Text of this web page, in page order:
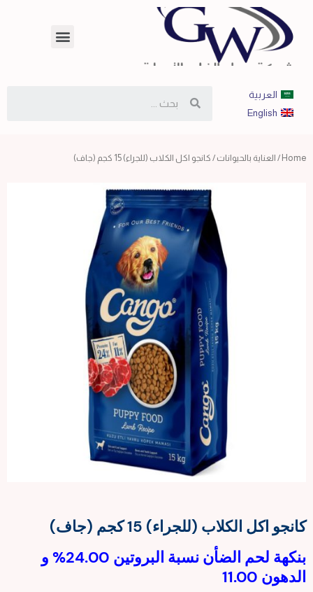
العربية
English
Home
/ العناية بالحيوانات / كانجو اكل الكلاب (للجراء) 15 كجم (جاف)
كانجو اكل الكلاب (للجراء) 15 كجم (جاف)
بنكهة لحم الضأن نسبة البروتين 24.00% و
الدهون 11.00